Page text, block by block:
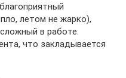
летом не жарко),
в работе.
что закладывается